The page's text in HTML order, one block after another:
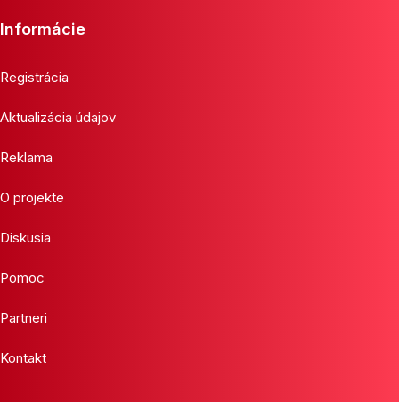
Informácie
Registrácia
Aktualizácia údajov
Reklama
O projekte
Diskusia
Pomoc
Partneri
Kontakt